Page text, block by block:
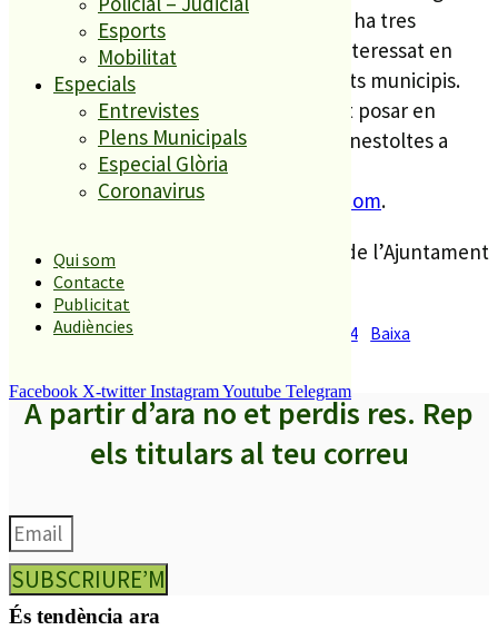
Esports
Mobilitat
Especials
Entrevistes
Plens Municipals
Especial Glòria
Coronavirus
Qui som
Contacte
Publicitat
Audiències
Facebook X-twitter InstagramYoutube Telegram
fetes a mà, el ball, etc. Actualment, hi ha tres
entitats palafollenques que ja s’han interessat en
participar, a banda d’altres de diferents municipis.
Tothom interessat en participar es pot posar en
contacte amb la Comissió de Reis i Carnestoltes a
l’adreça de correu electrònic
comissiodereisicarnestoles@hotmail.com.
Les bases les podeu consultar al web de l’Ajuntament
i en el següent document:
Rua de Carnestoltes de Palafolls 2024 Baixa
A partir d’ara no et perdis res. Rep
els titulars al teu correu
SUBSCRIURE’M
És tendència ara